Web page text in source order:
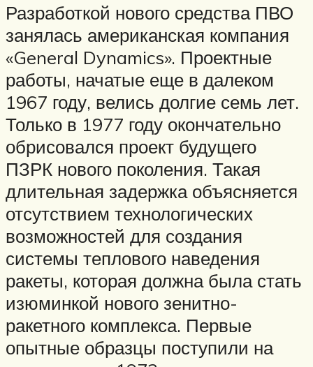
Разработкой нового средства ПВО
занялась американская компания
«General Dynamics». Проектные
работы, начатые еще в далеком
1967 году, велись долгие семь лет.
Только в 1977 году окончательно
обрисовался проект будущего
ПЗРК нового поколения. Такая
длительная задержка объясняется
отсутствием технологических
возможностей для создания
системы теплового наведения
ракеты, которая должна была стать
изюминкой нового зенитно-
ракетного комплекса. Первые
опытные образцы поступили на